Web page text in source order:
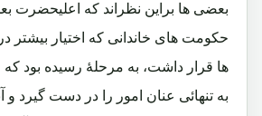
بعضی ها براین نظراند که اعلیحضرت
حکومت های خاندانی که اختیار
ها قرار داشت، به مرحلۀ رسیده بود
به تنهائی عنان امور را در دست گیرد و